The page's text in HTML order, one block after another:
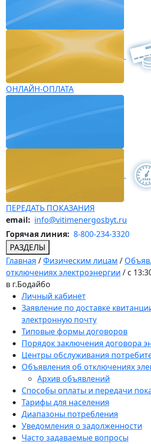
ОНЛАЙН-ОПЛАТА
ПЕРЕДАТЬ ПОКАЗАНИЯ
email: info@vitimenergosbyt.ru
Горячая линия: 8-800-234-3320
РАЗДЕЛЫ
Главная /Физическим лицам /
отключениях электроэнергии / с
в г.Бодайбо
Личный кабинет
Заявление по доставке
электронную почту
Типовые формы договоров
Порядок заключения договора
Центры обслуживания
Объявления об отключениях
Архив объявлений
Способы оплаты и передачи
Тарифы для населения
Диапазоны потребления
Уведомления о задолженности
Часто задаваемые вопросы